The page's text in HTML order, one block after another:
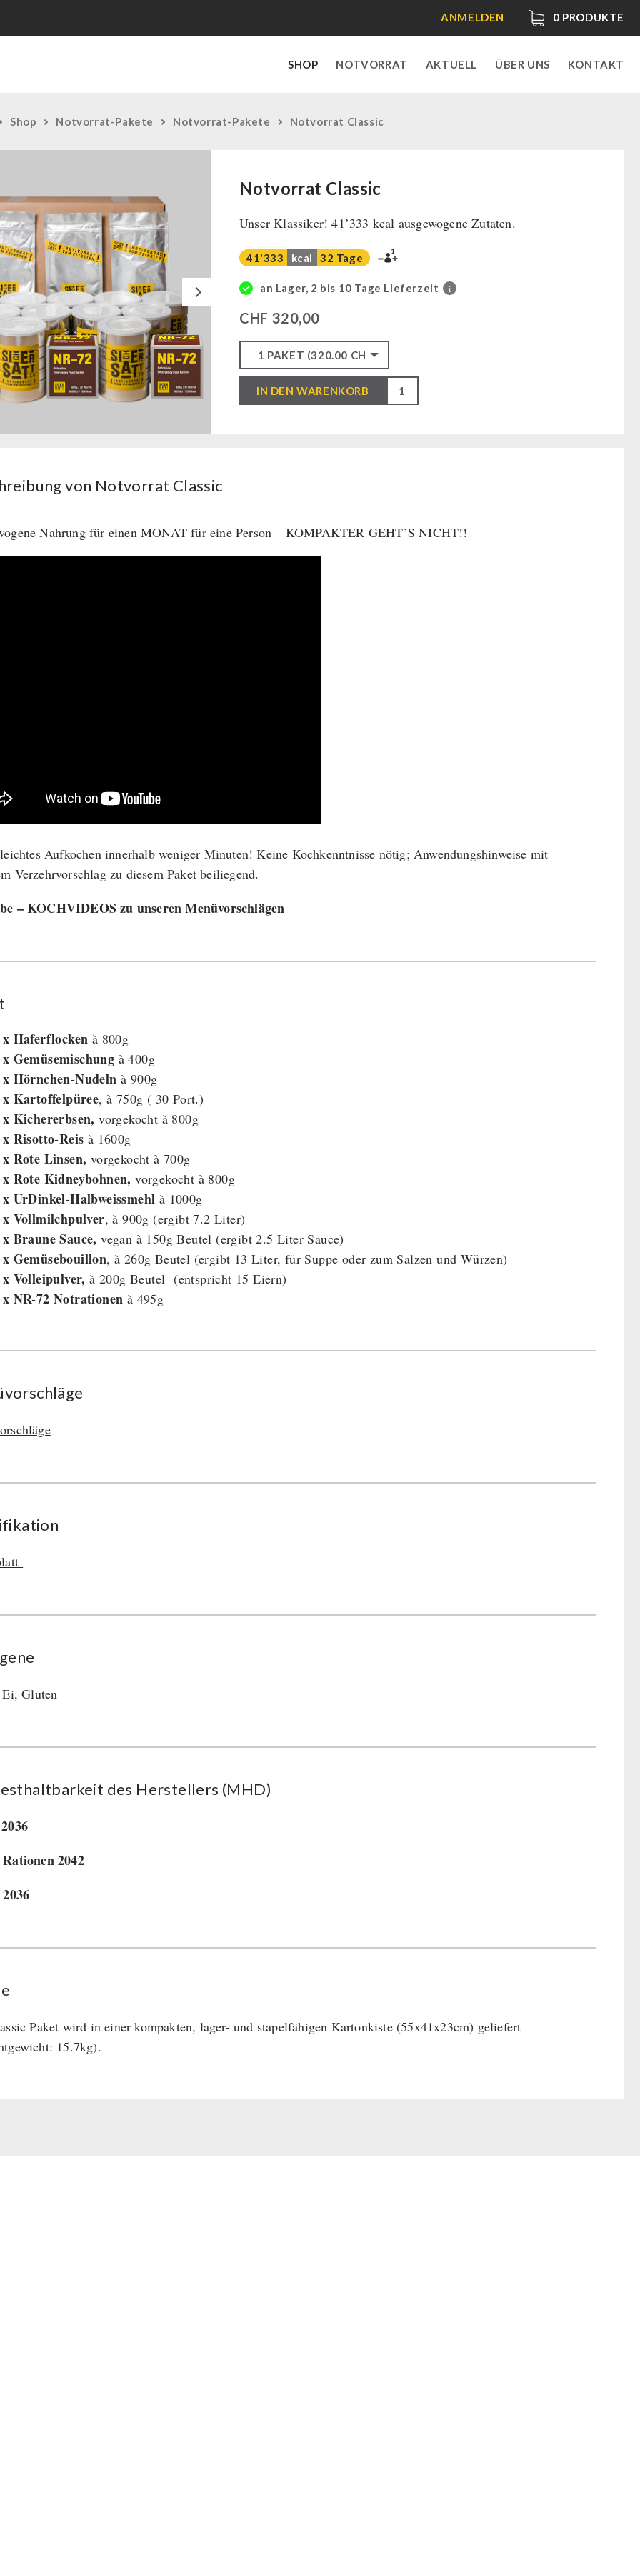
0 PRODUKTE
ANMELDEN
SHOP NOTVORRAT AKTUELL ÜBER UNS KONTAKT
Shop Notvorrat-Pakete Notvorrat-Pakete Notvorrat Classic
Next
Notvorrat Classic
Unser Klassiker! 41’333 kcal ausgewogene Zutaten.
41'333 kcal 32 Tage
1
an Lager, 2 bis 10 Tage Lieferzeit i
CHF 320,00
Notvorrat
Classic
IN DEN WARENKORB
von Notvorrat Classic
Nahrung für einen MONAT für eine Person – KOMPAKTER GEHT’S NICHT!!
Aufkochen innerhalb weniger Minuten! Keine Kochkenntnisse nötig; Anwendungshinweise mit
Verzehrvorschlag zu diesem Paket beiliegend.
– KOCHVIDEOS zu unseren Menüvorschlägen
x Haferflocken à 800g
x Gemüsemischung à 400g
x Hörnchen-Nudeln à 900g
x Kartoffelpüree, à 750g ( 30 Port.)
x Kichererbsen,vorgekocht à 800g
x Risotto-Reis à 1600g
x Rote Linsen, vorgekocht à 700g
x Rote Kidneybohnen,vorgekocht à 800g
x UrDinkel-Halbweissmehl à 1000g
x Vollmilchpulver, à 900g (ergibt 7.2 Liter)
x Braune Sauce,vegan à 150g Beutel (ergibt 2.5 Liter Sauce)
x Gemüsebouillon, à 260g Beutel (ergibt 13 Liter, für Suppe oder zum Salzen und Würzen)
x Volleipulver,à 200g Beutel (entspricht 15 Eiern)
NR-72 Notrationen à 495g
Gluten
des Herstellers (MHD)
2042
Paket wird in einer kompakten, lager- und stapelfähigen Kartonkiste (55x41x23cm) geliefert
15.7kg).